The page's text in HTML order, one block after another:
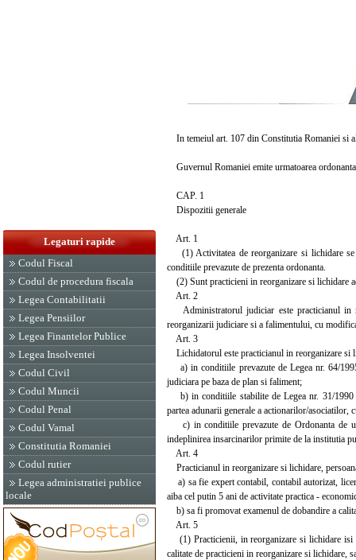
Legaturi rapide
Codul Fiscal
Codul de procedura fiscala
Legea Contabilitatii
Legea Pensiilor
Legea Finantelor Publice
Legea Insolventei
Codul Civil
Codul Muncii
Codul Penal
Codul Vamal
Constitutia Romaniei
Codul rutier
Legea administratiei publice
locale
In temeiul art. 107 din Constitutia Romaniei si
Guvernul Romaniei emite urmatoarea
CAP. 1
Dispozitii generale
Art. 1
(1) Activitatea de reorganizare si lichidare se
conditiile prevazute de prezenta ordonanta.
(2) Sunt practicieni in reorganizare si lichidare
Art. 2
Administratorul judiciar este practicianul in
reorganizarii judiciare si a falimentului, cu
Art. 3
Lichidatorul este practicianul in reorganizare si
a) in conditiile prevazute de Legea nr. 64/
judiciara pe baza de plan si faliment;
b) in conditiile stabilite de Legea nr. 31/1990
partea adunarii generale a actionarilor/asociatilor,
c) in conditiile prevazute de Ordonanta de
indeplinirea insarcinarilor primite de la institutia
Art. 4
Practicianul in reorganizare si lichidare,
a) sa fie expert contabil, contabil autorizat,
aiba cel putin 5 ani de activitate practica -
b) sa fi promovat examenul de dobandire a
Art. 5
(1) Practicienii, in reorganizare si lichidare isi
calitate de practicieni in reorganizare si lichidare,